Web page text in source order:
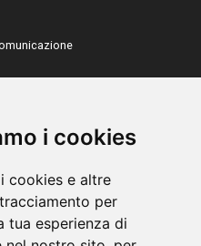
i cookies
cookies e altre
per
tua esperienza di